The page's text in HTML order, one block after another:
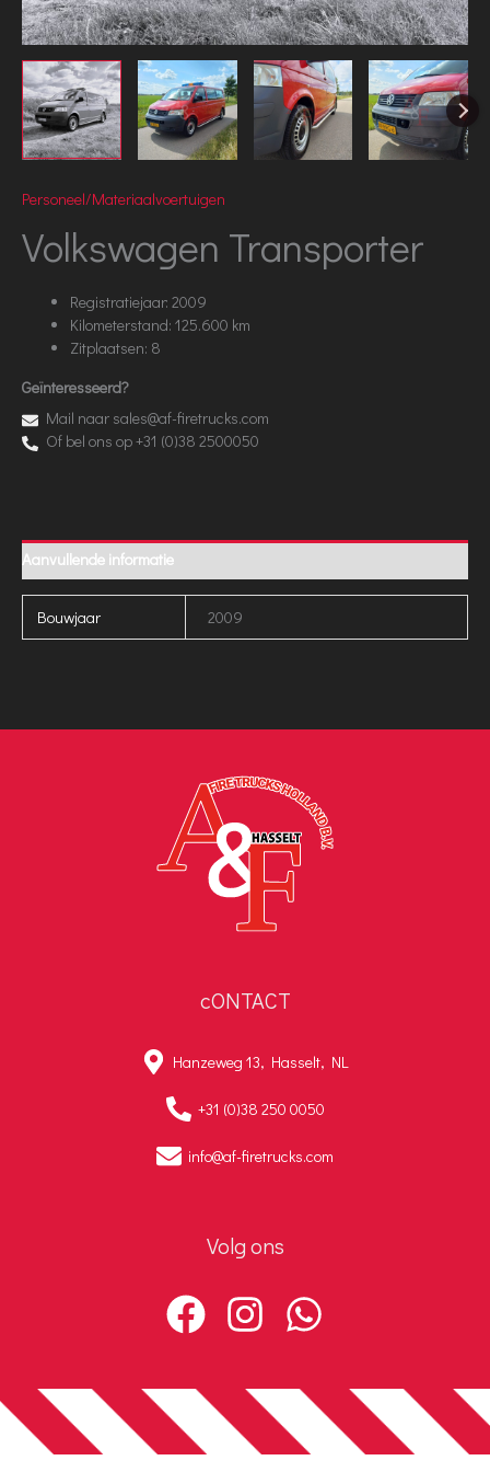
Personeel/Materiaalvoertuigen
Volkswagen Transporter
Registratiejaar: 2009
Kilometerstand: 125.600 km
Zitplaatsen: 8
Geïnteresseerd?
Mail naar sales@af-firetrucks.com
Of bel ons op +31 (0)38 2500050
Aanvullende informatie
Bouwjaar 2009
cONTACT
Hanzeweg 13, Hasselt, NL
+31 (0)38 250 0050
info@af-firetrucks.com
Volg ons